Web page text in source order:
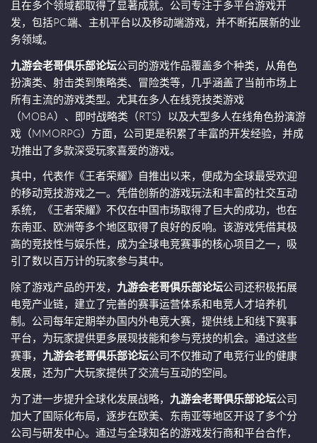
且在多个领域都取得了显著成就。公司专注于多平台游戏开
发，包括PC端、主机平台以及移动端游戏，并不断拓展新的业
务领域。
九游会老哥俱乐部论坛公司的游戏作品覆盖多个种类，从角色
扮演类、射击类到策略类、冒险类等，几乎涵盖了当前市场上
所有主流的游戏类型。尤其在多人在线竞技类游戏
（MOBA）、即时战略类（RTS）以及大型多人在线角色扮演游
戏（MMORPG）方面，公司更是积累了丰富的开发经验，并成
功推出了多款深受玩家喜爱的游戏。
其中，代表作《王者荣耀》自推出以来，便成为全球最受欢迎
的移动竞技游戏之一。凭借创新的游戏玩法和丰富的社交互动
系统，《王者荣耀》不仅在中国市场取得了巨大的成功，也在
东南亚、欧洲等多个地区取得了良好的反响。该游戏凭借其极
高的竞技性与娱乐性，成为全球电竞赛事的核心项目之一，吸
引了数以百万计的玩家参与其中。
除了游戏产品的开发， 九游会老哥俱乐部论坛公司还积极拓展
电竞产业链，建立了完善的赛事运营体系和电竞人才培养机
制。公司每年定期举办国内外电竞大赛，提供线上和线下赛事
平台，为玩家提供更多展现技能和参与竞技的机会。通过这些
赛事， 九游会老哥俱乐部论坛公司不仅推动了电竞行业的健康
发展，还为广大玩家提供了交流与互动的空间。
为了进一步提升全球化发展战略， 九游会老哥俱乐部论坛公司
加大了国际化布局，逐步在欧美、东南亚等地区开设了多个分
公司与研发中心。通过与全球知名的游戏发行商和平台合作，